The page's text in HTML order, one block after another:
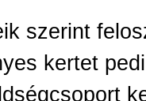
szerint
kertet